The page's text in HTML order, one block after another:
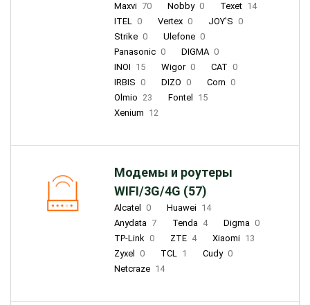
Maxvi 70 Nobby 0 Texet 14
ITEL 0 Vertex 0 JOY'S 0
Strike 0 Ulefone 0
Panasonic 0 DIGMA 0
INOI 15 Wigor 0 CAT 0
IRBIS 0 DIZO 0 Corn 0
Olmio 23 Fontel
15
Xenium 12
Модемы и роутеры
WIFI/3G/4G (57)
Alcatel 0 Huawei 14
Anydata 7 Tenda 4 Digma 0
TP-Link 0 ZTE 4 Xiaomi 13
Zyxel
0 TCL 1 Cudy 0
Netcraze 14